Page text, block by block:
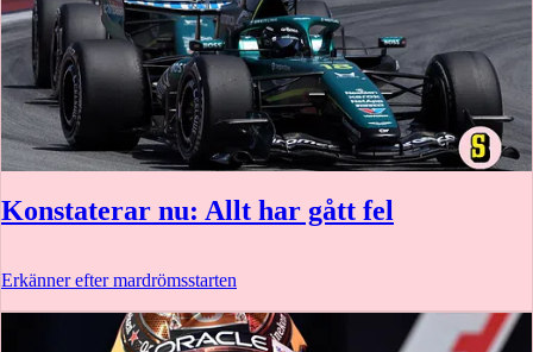
Konstaterar nu: Allt har gått fel
Erkänner efter mardrömsstarten